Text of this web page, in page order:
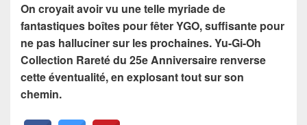
On croyait avoir vu une telle myriade de
fantastiques boîtes pour fêter YGO, suffisante pour
ne pas halluciner sur les prochaines. Yu-Gi-Oh
Collection Rareté du 25e Anniversaire renverse
cette éventualité, en explosant tout sur son
chemin.